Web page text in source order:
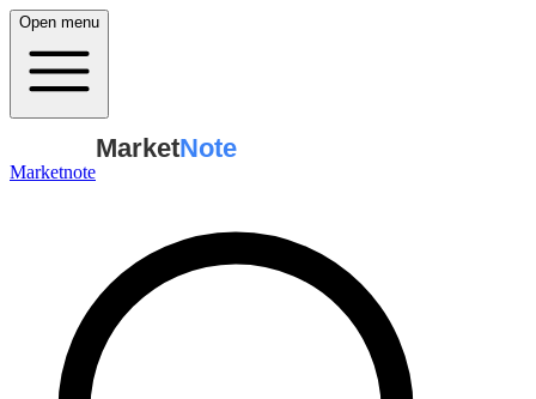
Open menu
Marketnote
MarketNote